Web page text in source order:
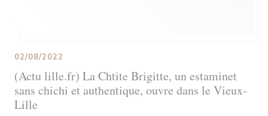
(Actu lille.fr) La Chtite Brigitte, un estaminet
sans chichi et authentique, ouvre dans le Vieux-
Lille
02/08/2022